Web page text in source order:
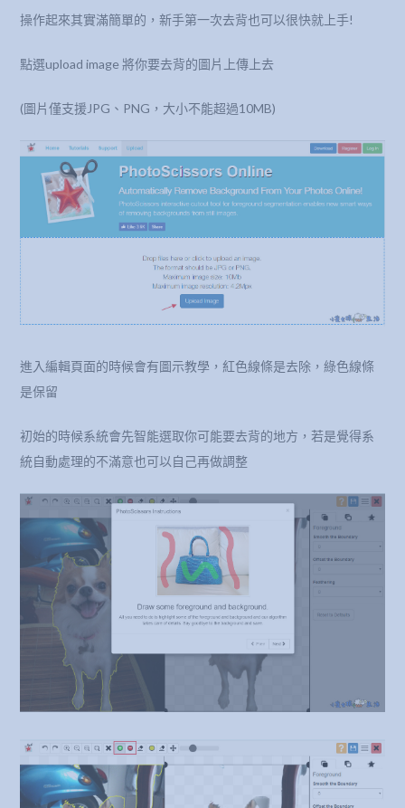
操作起來其實滿簡單的，新手第一次去背也可以很快就上手!
點選upload image 將你要去背的圖片上傳上去
(圖片僅支援JPG、PNG，大小不能超過10MB)
進入編輯頁面的時候會有圖示教學，紅色線條是去除，綠色線條
是保留
初始的時候系統會先智能選取你可能要去背的地方，若是覺得系
統自動處理的不滿意也可以自己再做調整